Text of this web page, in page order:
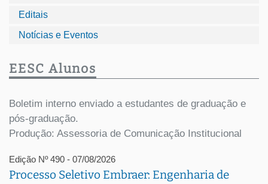
Editais
Notícias e Eventos
EESC Alunos
Boletim interno enviado a estudantes de graduação e
pós-graduação.
Produção: Assessoria de Comunicação Institucional
Edição Nº 490 - 07/08/2026
Processo Seletivo Embraer: Engenharia de